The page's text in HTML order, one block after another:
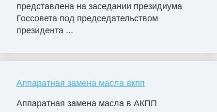
представлена на заседании президиума
Госсовета под председательством
президента ...
Аппаратная замена масла акпп
Аппаратная замена масла в АКПП